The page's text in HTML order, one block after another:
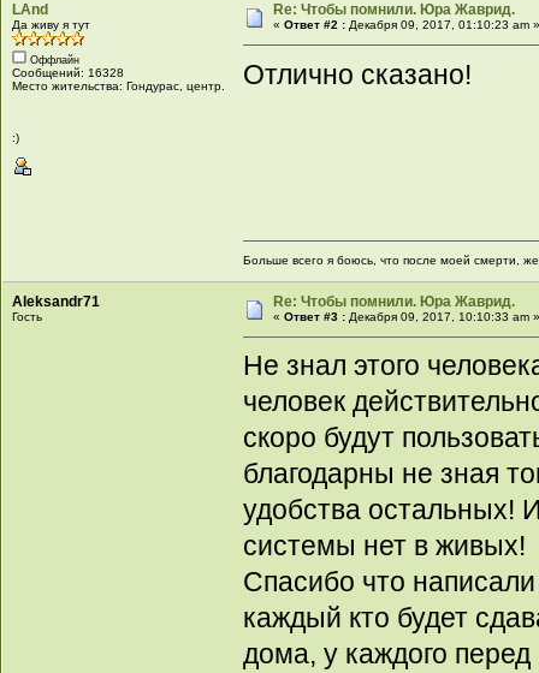
LAnd
Да живу я тут
Оффлайн
Сообщений: 16328
Место жительства: Гондурас, центр.
:)
Re: Чтобы помнили. Юра Жаврид.
«Ответ #2 : Декабря 09, 2017, 01:10:23 am
Отлично сказано!
Больше всего я боюсь, что после моей смерти,
Aleksandr71
Гость
Re: Чтобы помнили. Юра Жаврид.
«Ответ #3 : Декабря 09, 2017, 10:10:33 am
Не знал этого
человек
скоро будут
благодарны не зная
удобства остальных!
системы нет в живых!
Спасибо что
каждый кто будет
дома, у каждого